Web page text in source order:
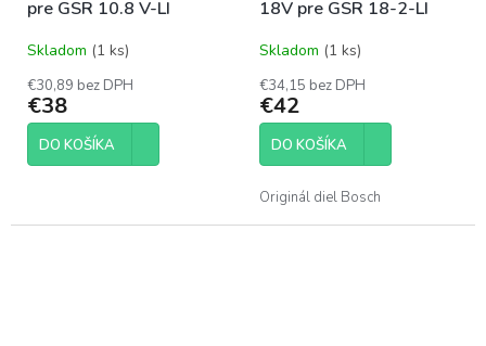
pre GSR 10.8 V-LI
Skladom (1 ks)
€30,89 bez DPH
€38
DO KOŠÍKA
18V pre GSR 18-2-LI
Skladom (1 ks)
€34,15 bez DPH
€42
DO KOŠÍKA
Originál diel Bosch